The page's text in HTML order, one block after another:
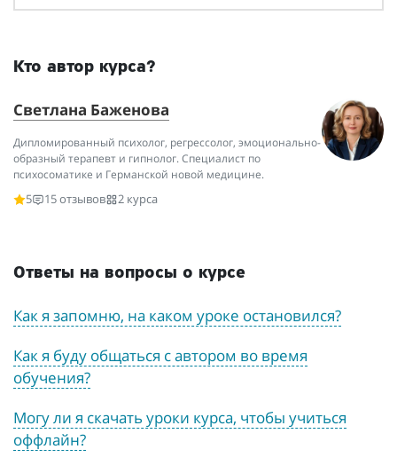
Кто автор курса?
Светлана Баженова
Дипломированный психолог, регрессолог, эмоционально-
образный терапевт и гипнолог. Специалист по
психосоматике и Германской новой медицине.
5
15 отзывов 2 курса
Ответы на вопросы о курсе
Как я запомню, на каком уроке остановился?
Как я буду общаться с автором во время
обучения?
Могу ли я скачать уроки курса, чтобы учиться
оффлайн?